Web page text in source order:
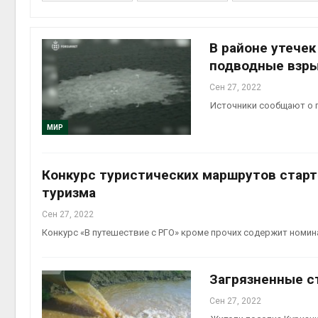
МИР
В районе
подводные
Сен 27, 2022
Источники сообщают о
Конкурс туристических маршрутов
туризма
Сен 27, 2022
Конкурс «В путешествие с РГО» кроме прочих содержит
Загрязненные
Сен 27, 2022
Авг 6,